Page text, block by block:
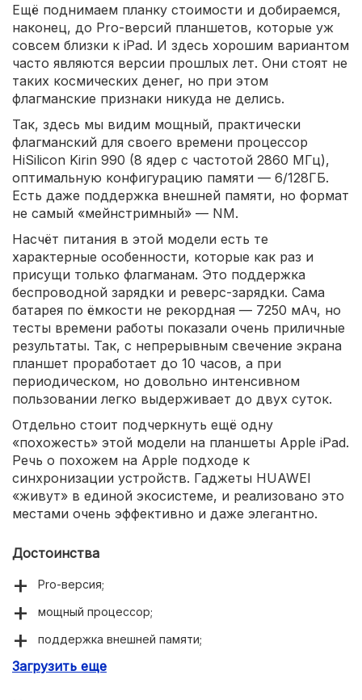
Ещё поднимаем планку стоимости и добираемся,
наконец, до Pro-версий планшетов, которые уж
совсем близки к iPad. И здесь хорошим вариантом
часто являются версии прошлых лет. Они стоят не
таких космических денег, но при этом
флагманские признаки никуда не делись.
Так, здесь мы видим мощный, практически
флагманский для своего времени процессор
HiSilicon Kirin 990 (8 ядер с частотой 2860 МГц),
оптимальную конфигурацию памяти — 6/128ГБ.
Есть даже поддержка внешней памяти, но формат
не самый «мейнстримный» — NM.
Насчёт питания в этой модели есть те
характерные особенности, которые как раз и
присущи только флагманам. Это поддержка
беспроводной зарядки и реверс-зарядки. Сама
батарея по ёмкости не рекордная — 7250 мАч, но
тесты времени работы показали очень приличные
результаты. Так, с непрерывным свечение экрана
планшет проработает до 10 часов, а при
периодическом, но довольно интенсивном
пользовании легко выдерживает до двух суток.
Отдельно стоит подчеркнуть ещё одну
«похожесть» этой модели на планшеты Apple iPad.
Речь о похожем на Apple подходе к
синхронизации устройств. Гаджеты HUAWEI
«живут» в единой экосистеме, и реализовано это
местами очень эффективно и даже элегантно.
Достоинства
Pro-версия;
мощный процессор;
поддержка внешней памяти;
время работы от батареи;
Загрузить еще